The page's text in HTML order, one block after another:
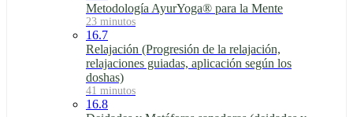
Metodología AyurYoga® para la Mente
23 minutos
16.7
Relajación (Progresión de la relajación,
relajaciones guiadas, aplicación según los
doshas)
41 minutos
16.8